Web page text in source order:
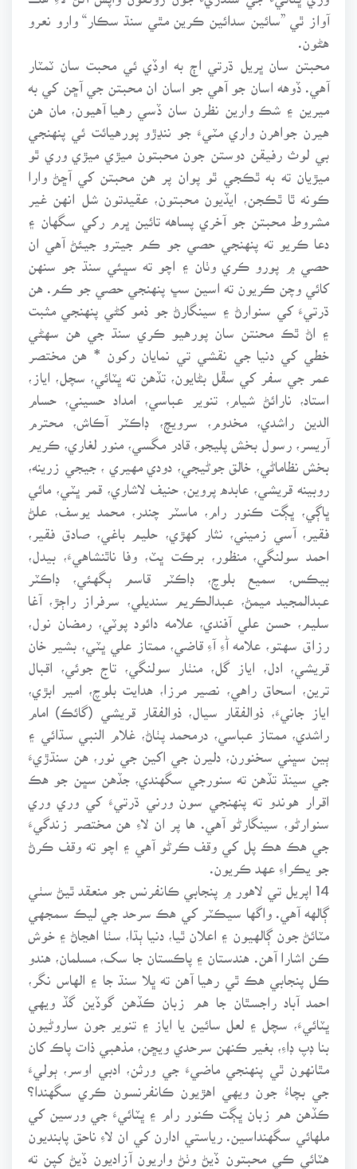
آواز ٿي ”سائين سدائين ڪرين مٿي سنڌ سڪار“ وارو نعرو
هڻون.
محبتن سان ڀريل ڌرتي اڄ به اوڏي ئي محبت سان ٽمٽار
آهي. ڏوهه اسان جو آهي جو اسان ان محبتن جي آڇن کي به
ميرين ۽ شڪ وارين نظرن سان ڏسي رهيا آهيون، مان هن
هيرن جواهرن واري مٽيءَ جو ننڍڙو پورهيائت ئي پنهنجي
بي لوث رفيقن دوستن جون محبتون ميڙي ميڙي وري ٿو
ميڙيان ته به ٿڪجي ٿو پوان پر هن محبتن کي آڇڻ وارا
ڪونه ٿا ٿڪجن، ايڏيون محبتون، عقيدتون شل انهن غير
مشروط محبتن جو آخري پساهه تائين ڀرم رکي سگهان ۽
دعا ڪريو ته پنهنجي حصي جو ڪم جيترو جيئڻ آهي ان
حصي ۾ پورو ڪري وٺان ۽ اچو ته سڀئي سنڌ جو سنهن
کائي وچن ڪريون ته اسين سڀ پنهنجي حصي جو ڪم. هن
ڌرتيءَ کي سنوارڻ ۽ سينگارڻ جو ذمو کڻي پنهنجي مثبت
۽ اڻ ٿڪ محنتن سان پورهيو ڪري سنڌ جي هن سهڻي
خطي کي دنيا جي نقشي تي نمايان رکون * هن مختصر
عمر جي سفر کي سڦل بڻايون، تڏهن ته ڀٽائي، سچل، اياز،
استاد، نارائڻ شيام، تنوير عباسي، امداد حسيني، حسام
الدين راشدي، مخدوم، سرويچ، ڊاڪٽر آڪاش، محترم
آريسر، رسول بخش پليجو، قادر مگسي، منور لغاري، ڪريم
بخش نظاماڻي، خالق جوڻيجي، دودي مهيري ، جيجي زرينه،
روبينه قريشي، عابده پروين، حنيف لاشاري، قمر ڀٽي، مائي
ڀاڳي، ڀڳت ڪنور رام، ماسٽر چندر، محمد يوسف، علڻ
فقير، آسي زميني، نثار کهڙي، حليم باغي، صادق فقير،
احمد سولنگي، منظور، برڪت ڀٽ، وفا ناٿنشاهيءَ، بيدل،
بيڪس، سميع بلوچ، ڊاڪٽر قاسم ٻگهئي، ڊاڪٽر
عبدالمجيد ميمڻ، عبدالڪريم سنديلي، سرفراز راڄڙ، آغا
سليم، حسن علي آفندي، علامه دائود پوٽي، رمضان نول،
رزاق سهتو، علامه آٰءِ آءِ قاضي، ممتاز علي ڀٽي، بشير خان
قريشي، ادل، اياز گل، منٺار سولنگي، تاج جوئي، اقبال
ترين، اسحاق راهي، نصير مرزا، هدايت بلوچ، امير ابڙي،
اياز جانيءَ، ذوالفقار سيال، ذوالفقار قريشي (گائڪ) امام
راشدي، ممتاز عباسي، درمحمد پٺاڻ، غلام النبي سڌائي ۽
ٻين سڀني سخنورن، دليرن جي اکين جي نور، هن سنڌڙيءَ
جي سينڌ تڏهن ته سنورجي سگهندي، جڏهن سڀن جو هڪ
اقرار هوندو ته پنهنجي سون ورني ڌرتيءَ کي وري وري
سنوارڻو، سينگارڻو آهي. ها پر ان لاءِ هن مختصر زندگيءَ
جي هڪ هڪ پل کي وقف ڪرڻو آهي ۽ اچو ته وقف ڪرڻ
جو يڪراءِ عهد ڪريون.
14 اپريل تي لاهور ۾ پنجابي ڪانفرنس جو منعقد ٿيڻ سٺي
ڳالهه آهي. واگها سيڪٽر کي هڪ سرحد جي ليڪ سمجهي
مٽائڻ جون ڳالهيون ۽ اعلان ٿيا، دنيا ٻڌا، سٺا اهڃاڻ ۽ خوش
ڪن اشارا آهن. هندستان ۽ پاڪستان جا سک، مسلمان، هندو
ڪل پنجابي هڪ ٿي رهيا آهن ته ڀلا سنڌ جا ۽ الهاس نگر،
احمد آباد راجسٿان جا هم زبان ڪڏهن گوڏين گڏ ويهي
ڀٽائيءَ، سچل ۽ لعل سائين يا اياز ۽ تنوير جون ساروڻيون
بنا ڊپ ڊاءِ، بغير ڪنهن سرحدي ويڇن، مذهبي ذات پاڪ کان
مٿانهون ٿي پنهنجي ماضيءَ جي ورثن، ادبي اوسر، ٻوليءَ
جي بچاءُ جون ويهي اهڙيون ڪانفرنسون ڪري سگهندا؟
ڪڏهن هم زبان ڀڳت ڪنور رام ۽ ڀٽائيءَ جي ورسين کي
ملهائي سگهنداسين. رياستي ادارن کي ان لاءِ ناحق پابنديون
هٽائي ڪي محبتون ڏيڻ وٺڻ واريون آزاديون ڏيڻ کپن ته